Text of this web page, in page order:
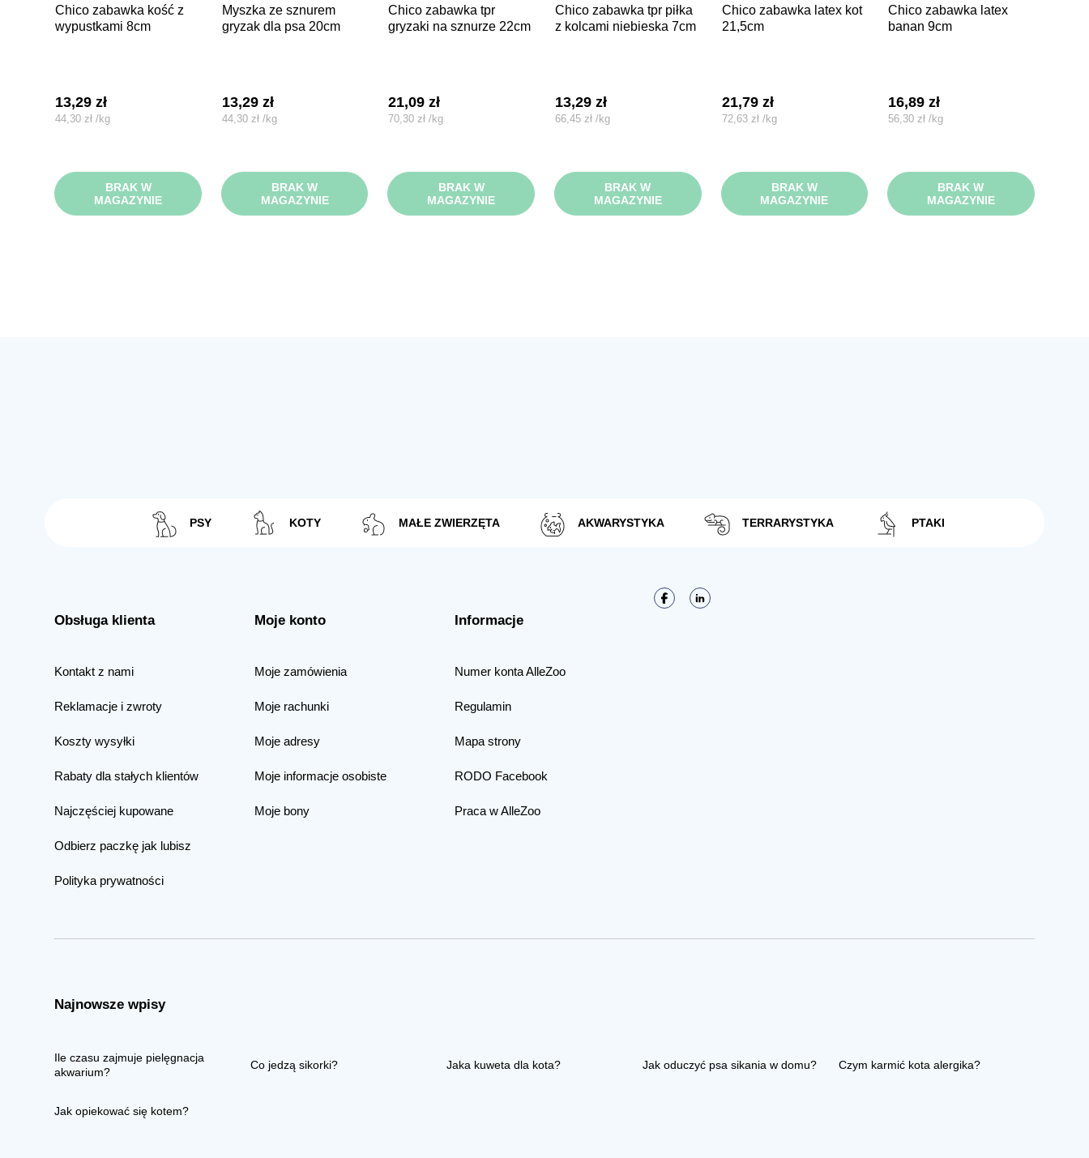
chico zabawka kość z
wypustkami 8cm
13,29zł
44,30zł /kg
BRAK W
MAGAZYNIE
myszka ze sznurem
gryzak dla psa 20cm
13,29 zł
44,30 zł /kg
BRAK W
MAGAZYNIE
chico zabawka tpr
gryzaki na sznurze 22cm
21,09zł
70,30zł /kg
BRAK W
MAGAZYNIE
chico zabawka tpr piłka
z kolcami niebieska 7cm
13,29 zł
66,45 zł /kg
BRAK W
MAGAZYNIE
chico zabawka latex kot
21,5cm
21,79 zł
72,63 zł /kg
BRAK W
MAGAZYNIE
chico zabawka latex
banan 9cm
16,89zł
56,30zł /kg
BRAK W
MAGAZYNIE
PSY KOTY MAŁE ZWIERZĘTA AKWARYSTYKA TERRARYSTYKA PTAKI
Obsługa klienta
Kontakt z nami
Reklamacje i zwroty
Koszty wysyłki
Rabaty dla stałych klientów
Najczęściej kupowane
Odbierz paczkę jak lubisz
Polityka prywatności
Moje konto
Moje zamówienia
Moje rachunki
Moje adresy
Moje informacje osobiste
Moje bony
Informacje
Numer konta AlleZoo
Regulamin
Mapa strony
RODO Facebook
Praca w AlleZoo
Najnowsze wpisy
Ile czasu zajmuje pielęgnacja
akwarium?
Co jedzą sikorki? Jaka kuweta dla kota? Jak oduczyć psa sikania w domu? Czym karmić kota alergika?
Jak opiekować się kotem?